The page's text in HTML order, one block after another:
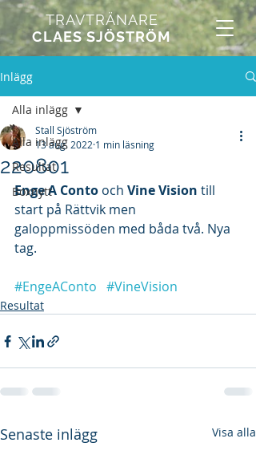
TRAVTRÄNARE
CLAES SJÖSTRÖM
Inlägg
Alla inlägg
Resultat
Boxnytt
Alla inlägg
220801
Stall Sjöström
13 aug. 2022 1 min läsning
Enge A Conto och Vine Vision till
start på Rättvik men
galoppmissöden med båda två. Nya
tag.
#EngeAConto #VineVision
Resultat
Senaste inlägg Visa alla